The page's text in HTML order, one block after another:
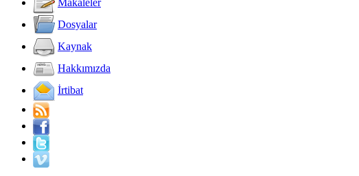
Dosyalar
Kaynak
Hakkımızda
İrtibat